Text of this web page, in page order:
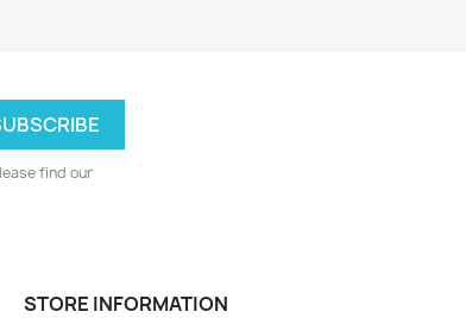
find our
STORE INFORMATION